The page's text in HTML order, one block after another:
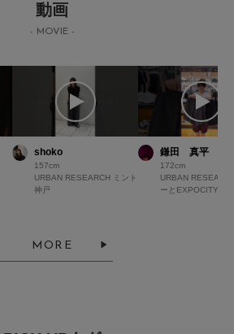
動画
- MOVIE -
shoko
157
URBAN RESEARCH ミント
神戸
鎌田 真平
172
URBAN
ーとEXPOCITY
MORE